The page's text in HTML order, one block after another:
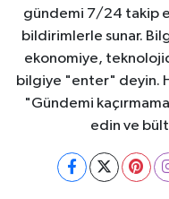
gündemi 7/24 takip
bildirimlerle sunar.
ekonomiye,
bilgiye "enter" deyin.
"Gündemi
edin ve